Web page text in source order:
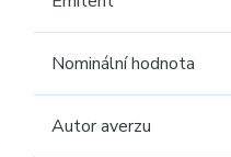
Nominální hodnota
Autor averzu